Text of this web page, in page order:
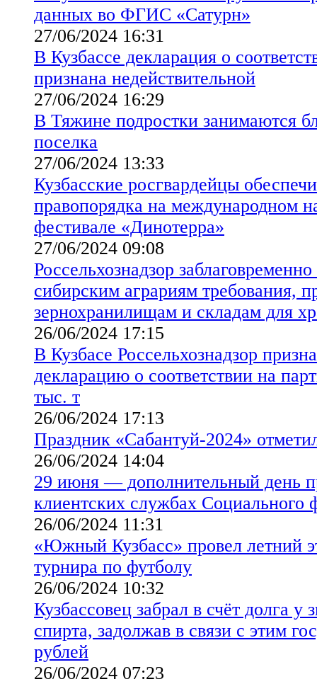
данных во ФГИС «Сатурн»
27/06/2024 16:31
В Кузбассе декларация о
признана недействительной
27/06/2024 16:29
В Тяжине подростки занимаются
поселка
27/06/2024 13:33
Кузбасские росгвардейцы
правопорядка на международном
фестивале «Динотерра»
27/06/2024 09:08
Россельхознадзор
сибирским аграриям требования,
зернохранилищам и складам для
26/06/2024 17:15
В Кузбасе Россельхознадзор
декларацию о соответствии на
тыс. т
26/06/2024 17:13
Праздник «Сабантуй-2024»
26/06/2024 14:04
29 июня — дополнительный день
клиентских службах Социального
26/06/2024 11:31
«Южный Кузбасс» провел летний
турнира по футболу
26/06/2024 10:32
Кузбассовец забрал в счёт долга у
спирта, задолжав в связи с этим
рублей
26/06/2024 07:23